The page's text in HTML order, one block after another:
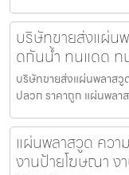
บริษัทขายส่งแผ่น
ดกันน้ำ ทนแดด ท
บริษัทขายส่งแผ่นพลาส
ปลวก ราคาถูก แผ่นพล
แผ่นพลาสวูด ควา
งานป้ายโฆษณา ง